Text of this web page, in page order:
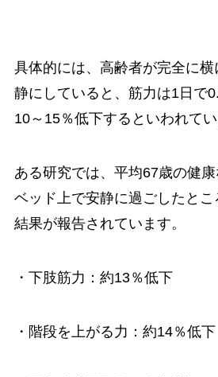
具体的には、高齢者が完全に
静にしていると、筋力は1日で
10～15％低下するといわれてい
ある研究では、平均67歳の健
ベッド上で安静に過ごしたと
結果が報告されています。
・下肢筋力：約13％低下
・階段を上がる力：約14％低下